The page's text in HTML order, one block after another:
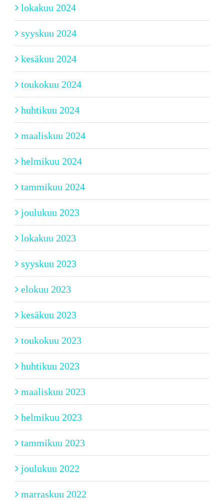
lokakuu 2024
syyskuu 2024
kesäkuu 2024
toukokuu 2024
huhtikuu 2024
maaliskuu 2024
helmikuu 2024
tammikuu 2024
joulukuu 2023
lokakuu 2023
syyskuu 2023
elokuu 2023
kesäkuu 2023
toukokuu 2023
huhtikuu 2023
maaliskuu 2023
helmikuu 2023
tammikuu 2023
joulukuu 2022
marraskuu 2022